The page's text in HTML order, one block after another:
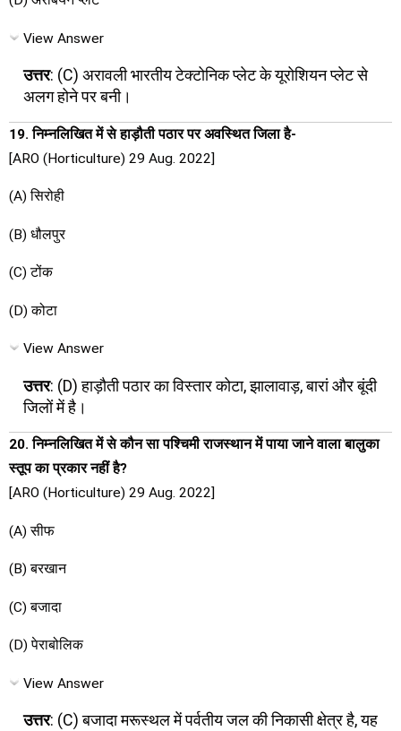
View Answer
उत्तर: (C) अरावली भारतीय टेक्टोनिक प्लेट के यूरोशियन प्लेट से
अलग होने पर बनी।
19. निम्नलिखित में से हाड़ौती पठार पर अवस्थित जिला है-
[ARO (Horticulture) 29 Aug. 2022]
(A) सिरोही
(B) धौलपुर
(C) टोंक
(D) कोटा
View Answer
उत्तर: (D) हाड़ौती पठार का विस्तार कोटा, झालावाड़, बारां और बूंदी
जिलों में है।
20. निम्नलिखित में से कौन सा पश्चिमी राजस्थान में पाया जाने वाला बालुका
स्तूप का प्रकार नहीं है?
[ARO (Horticulture) 29 Aug. 2022]
(A) सीफ
(B) बरखान
(C) बजादा
(D) पेराबोलिक
View Answer
उत्तर: (C) बजादा मरूस्थल में पर्वतीय जल की निकासी क्षेत्र है, यह